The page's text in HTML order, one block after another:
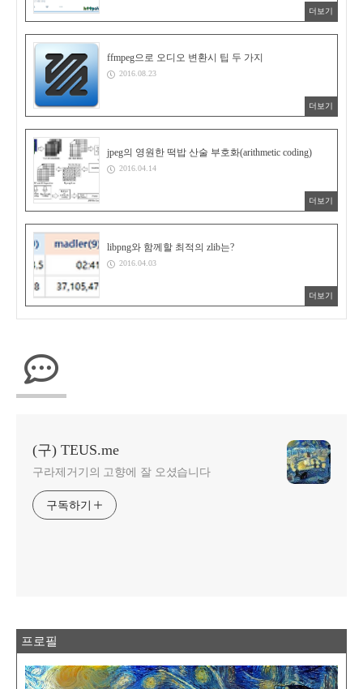
더보기
ffmpeg으로 오디오 변환시 팁 두 가지
2016.08.23
더보기
jpeg의 영원한 떡밥 산술 부호화(arithmetic coding)
2016.04.14
더보기
libpng와 함께할 최적의 zlib는?
2016.04.03
더보기
(구) TEUS.me
구라제거기의 고향에 잘 오셨습니다
구독하기
프로필